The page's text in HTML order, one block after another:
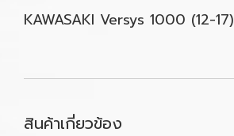
KAWASAKI Versys 1000 (12-17)
สินค้าเกี่ยวข้อง